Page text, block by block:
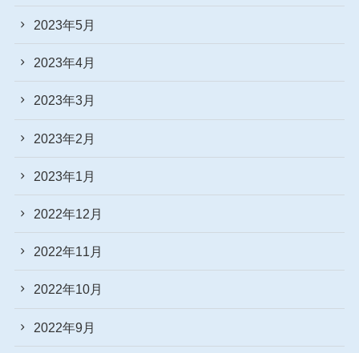
2023年5月
2023年4月
2023年3月
2023年2月
2023年1月
2022年12月
2022年11月
2022年10月
2022年9月